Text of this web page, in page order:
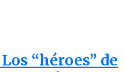
“héroes” de